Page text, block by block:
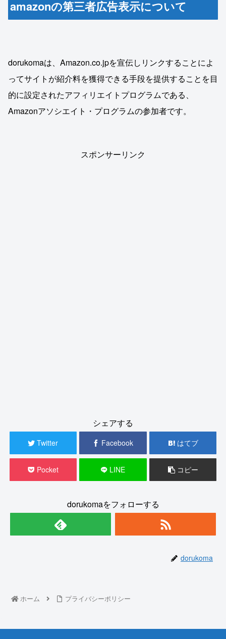
amazonの第三者広告表示について
dorukomaは、Amazon.co.jpを宣伝しリンクすることによ
ってサイトが紹介料を獲得できる手段を提供することを目
的に設定されたアフィリエイトプログラムである、
Amazonアソシエイト・プログラムの参加者です。
スポンサーリンク
シェアする
Twitter Facebook はてブ
Pocket LINE コピー
dorukomaをフォローする
dorukoma
ホーム プライバシーポリシー